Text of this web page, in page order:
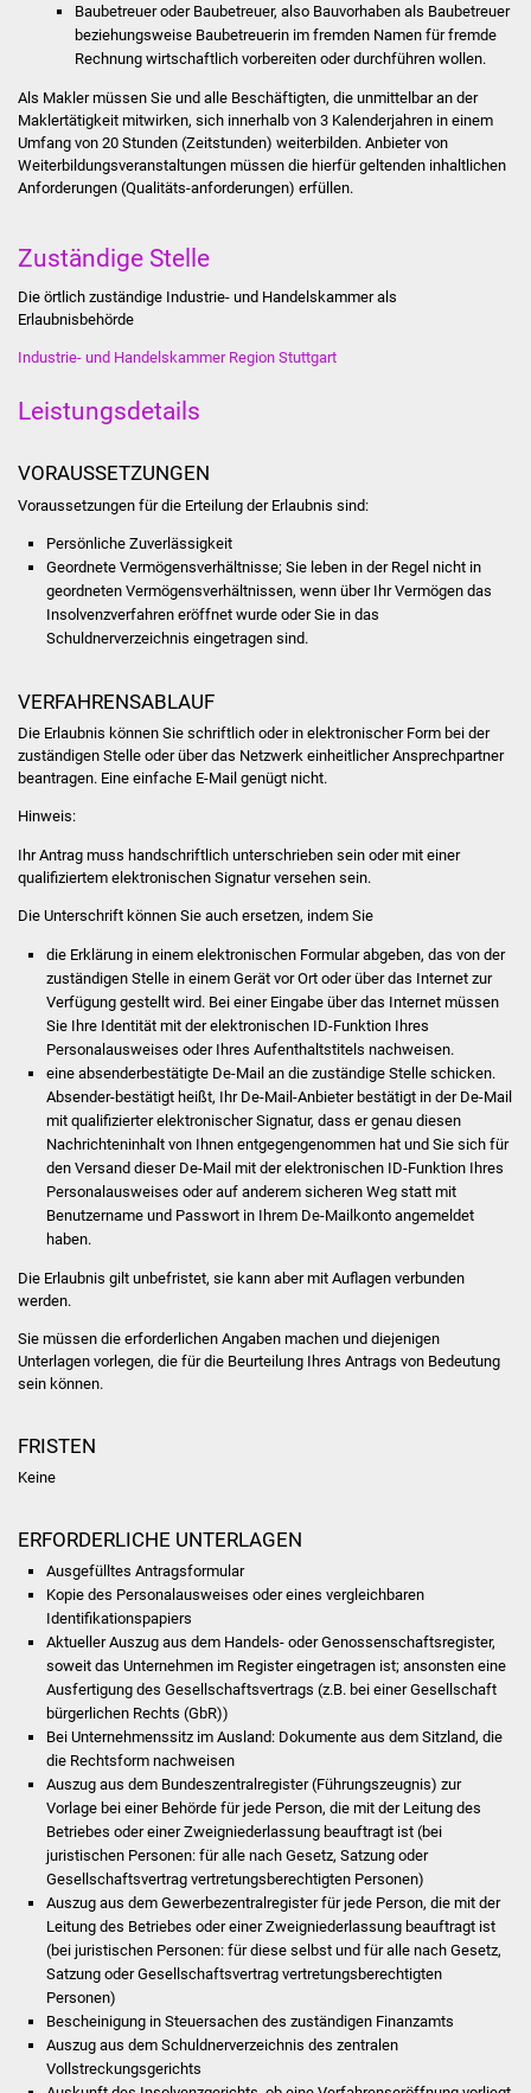
Was erledige ich wo
Dienstleistungen
Lebenslagen
Formulare
Bildung
Volkshochschule
Soziale Einrichtungen
Kirchen
Jugendhaus
Fachteam Jugend
Kinder- und
Familienzentrum
Stadtwerke
Suenergie
NETZMonitor
Gesundheit und Notfall
Ärzte und Apotheken
Pflege von Angehörigen
ÖPNV
Ostermarkt
Einrichtungen
Hallenbad
Stadtbücherei
Stadtarchiv
Zehntscheuer
Bürgerhaus
Baubetreuer oder Baubetreuer, also Bauvorhaben als Baubetreuer
beziehungsweise Baubetreuerin im fremden Namen für fremde
Rechnung wirtschaftlich vorbereiten oder durchführen wollen.
Als Makler müssen Sie und alle Beschäftigten, die unmittelbar an der
Maklertätigkeit mitwirken, sich innerhalb von 3 Kalenderjahren in einem
Umfang von 20 Stunden (Zeitstunden) weiterbilden. Anbieter von
Weiterbildungsveranstaltungen müssen die hierfür geltenden inhaltlichen
Anforderungen (Qualitäts-anforderungen) erfüllen.
Zuständige Stelle
Die örtlich zuständige Industrie- und Handelskammer als
Erlaubnisbehörde
Industrie- und Handelskammer Region Stuttgart
Leistungsdetails
VORAUSSETZUNGEN
Voraussetzungen für die Erteilung der Erlaubnis sind:
Persönliche Zuverlässigkeit
Geordnete Vermögensverhältnisse; Sie leben in der Regel nicht in
geordneten Vermögensverhältnissen, wenn über Ihr Vermögen das
Insolvenzverfahren eröffnet wurde oder Sie in das
Schuldnerverzeichnis eingetragen sind.
VERFAHRENSABLAUF
Die Erlaubnis können Sie schriftlich oder in elektronischer Form bei der
zuständigen Stelle oder über das Netzwerk einheitlicher Ansprechpartner
beantragen. Eine einfache E-Mail genügt nicht.
Hinweis:
Ihr Antrag muss handschriftlich unterschrieben sein oder mit einer
qualifiziertem elektronischen Signatur versehen sein.
Die Unterschrift können Sie auch ersetzen, indem Sie
die Erklärung in einem elektronischen Formular abgeben, das von der
zuständigen Stelle in einem Gerät vor Ort oder über das Internet zur
Verfügung gestellt wird. Bei einer Eingabe über das Internet müssen
Sie Ihre Identität mit der elektronischen ID-Funktion Ihres
Personalausweises oder Ihres Aufenthaltstitels nachweisen.
eine absenderbestätigte De-Mail an die zuständige Stelle schicken.
Absender-bestätigt heißt, Ihr De-Mail-Anbieter bestätigt in der De-Mail
mit qualifizierter elektronischer Signatur, dass er genau diesen
Nachrichteninhalt von Ihnen entgegengenommen hat und Sie sich für
den Versand dieser De-Mail mit der elektronischen ID-Funktion Ihres
Personalausweises oder auf anderem sicheren Weg statt mit
Benutzername und Passwort in Ihrem De-Mailkonto angemeldet
haben.
Die Erlaubnis gilt unbefristet, sie kann aber mit Auflagen verbunden
werden.
Sie müssen die erforderlichen Angaben machen und diejenigen
Unterlagen vorlegen, die für die Beurteilung Ihres Antrags von Bedeutung
sein können.
FRISTEN
Keine
ERFORDERLICHE UNTERLAGEN
Ausgefülltes Antragsformular
Kopie des Personalausweises oder eines vergleichbaren
Identifikationspapiers
Aktueller Auszug aus dem Handels- oder Genossenschaftsregister,
soweit das Unternehmen im Register eingetragen ist; ansonsten eine
Ausfertigung des Gesellschaftsvertrags (z.B. bei einer Gesellschaft
bürgerlichen Rechts (GbR))
Bei Unternehmenssitz im Ausland: Dokumente aus dem Sitzland, die
die Rechtsform nachweisen
Auszug aus dem Bundeszentralregister (Führungszeugnis) zur
Vorlage bei einer Behörde für jede Person, die mit der Leitung des
Betriebes oder einer Zweigniederlassung beauftragt ist (bei
juristischen Personen: für alle nach Gesetz, Satzung oder
Gesellschaftsvertrag vertretungsberechtigten Personen)
Auszug aus dem Gewerbezentralregister für jede Person, die mit der
Leitung des Betriebes oder einer Zweigniederlassung beauftragt ist
(bei juristischen Personen: für diese selbst und für alle nach Gesetz,
Satzung oder Gesellschaftsvertrag vertretungsberechtigten
Personen)
Bescheinigung in Steuersachen des zuständigen Finanzamts
Auszug aus dem Schuldnerverzeichnis des zentralen
Vollstreckungsgerichts